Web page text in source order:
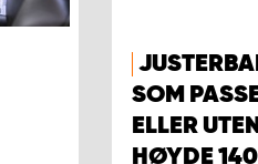
SOM
ELLER
HØYDE